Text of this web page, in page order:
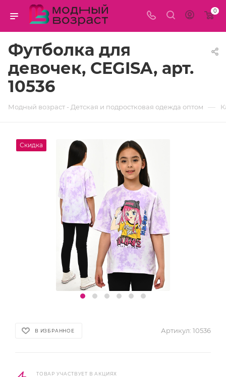
0
Футболка для
девочек, CEGISA, арт.
10536
Модный возраст - Детская и подростковая одежда оптом —
Скидка
В ИЗБРАННОЕ Артикул: 10536
ТОВАР УЧАСТВУЕТ В АКЦИЯХ